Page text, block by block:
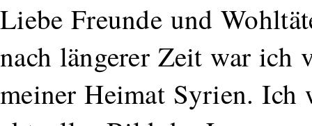
Liebe Freunde und
nach längerer Zeit war ich
meiner Heimat Syrien.